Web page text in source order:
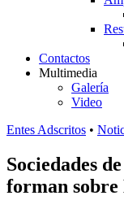
Contactos
Multimedia
Galería
Video
Entes Adscritos •
Sociedades
forman